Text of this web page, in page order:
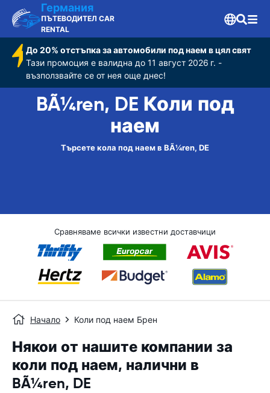
Германия
ПЪТЕВОДИТЕЛ CAR
RENTAL
До 20% отстъпка за автомобили под наем в цял свят
Тази промоция е валидна до 11 август 2026 г. -
възползвайте се от нея още днес!
BÃ¼ren, DE Коли под
наем
Търсете кола под наем в BÃ¼ren, DE
Сравняваме всички известни доставчици
Начало Коли под наем Брен
Някои от нашите компании за
коли под наем, налични в
BÃ¼ren, DE